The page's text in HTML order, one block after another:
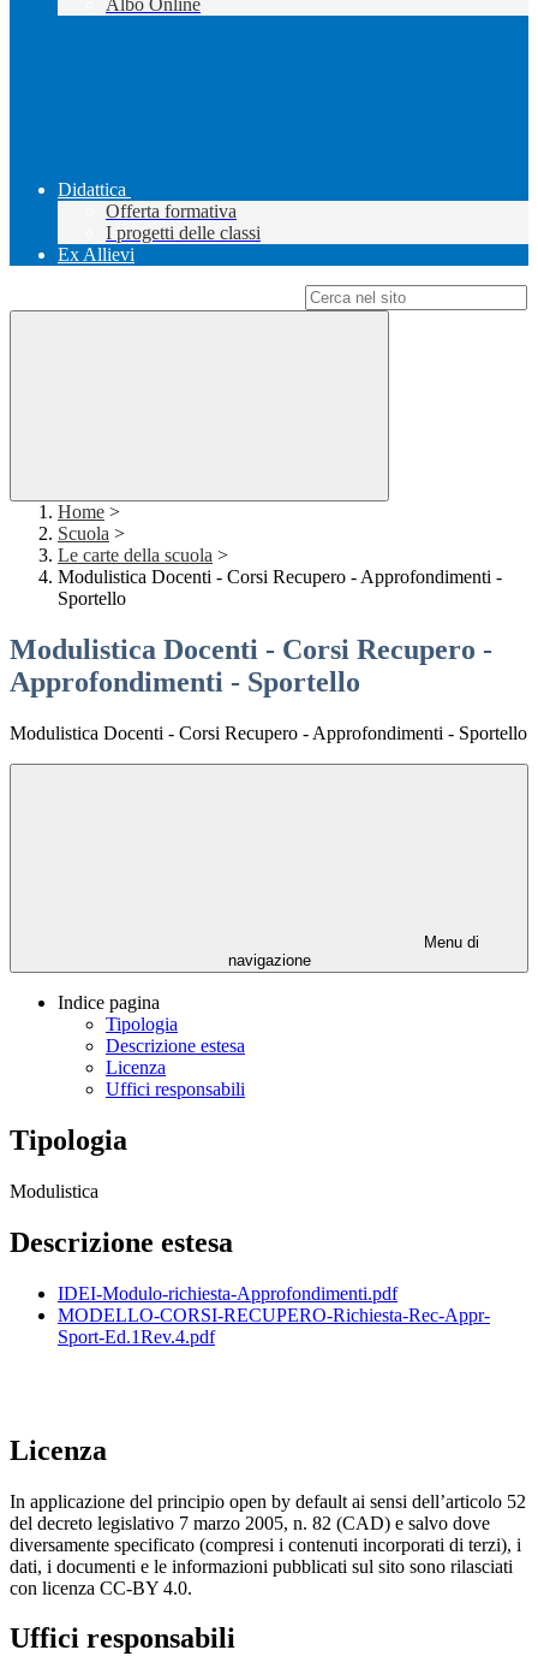
Albo Online
Didattica
Offerta formativa
I progetti delle classi
Ex Allievi
Home >
Scuola >
Le carte della scuola >
Modulistica Docenti - Corsi Recupero - Approfondimenti -
Sportello
Modulistica Docenti - Corsi Recupero -
Approfondimenti - Sportello
Modulistica Docenti - Corsi Recupero - Approfondimenti - Sportello
Menu di
navigazione
Indice pagina
Tipologia
Descrizione estesa
Licenza
Uffici responsabili
Tipologia
Modulistica
Descrizione estesa
IDEI-Modulo-richiesta-Approfondimenti.pdf
MODELLO-CORSI-RECUPERO-Richiesta-Rec-Appr-
Sport-Ed.1Rev.4.pdf
Licenza
In applicazione del principio open by default ai sensi dell’articolo 52
del decreto legislativo 7 marzo 2005, n. 82 (CAD) e salvo dove
diversamente specificato (compresi i contenuti incorporati di terzi), i
dati, i documenti e le informazioni pubblicati sul sito sono rilasciati
con licenza CC-BY 4.0.
Uffici responsabili